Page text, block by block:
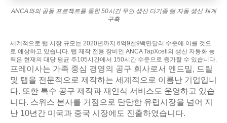
ANCA와의 공동 프로젝트를 통한 50시간 무인 생산 다기종 탭 자동 생산 체계
구축
세계적으로 탭 시장 규모는 2020년까지 6억9천9백만달러 수준에 이를 것으
로 예상하고 있습니다. 탭 제작 전용 장비인 ANCA TapXcell의 생산 자동화 능
력은 현재의 대당 평균 주105시간에서 150시간 수준으로 증가할 수 있습니다.
프레이사는 가족 중심 경영의 공구 회사로서 엔드밀, 드릴
및 탭을 전문적으로 제작하는 세계적으로 이름난 기업입니
다. 또한 특수 공구 제작과 재연삭 서비스도 운영하고 있습
니다. 스위스 본사를 거점으로 탄탄한 유럽시장을 넘어 지
난 10년간 미국과 중국 시장에도 진출하였습니다.